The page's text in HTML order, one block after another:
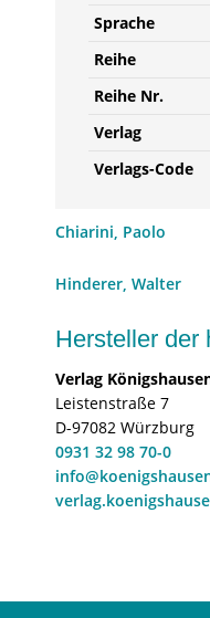
Sprache
Reihe
Reihe Nr.
Verlag
Verlags-Code
Chiarini, Paolo
Hinderer, Walter
Hersteller der
Verlag
Leistenstraße 7
D-97082 Würzburg
0931 32 98 70-0